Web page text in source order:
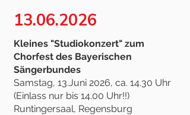
13.06.2026
Kleines "Studiokonzert" zum
Chorfest des Bayerischen
Sängerbundes
Samstag, 13.Juni 2026, ca. 14.30 Uhr
(Einlass nur bis 14.00 Uhr!!)
Runtingersaal, Regensburg